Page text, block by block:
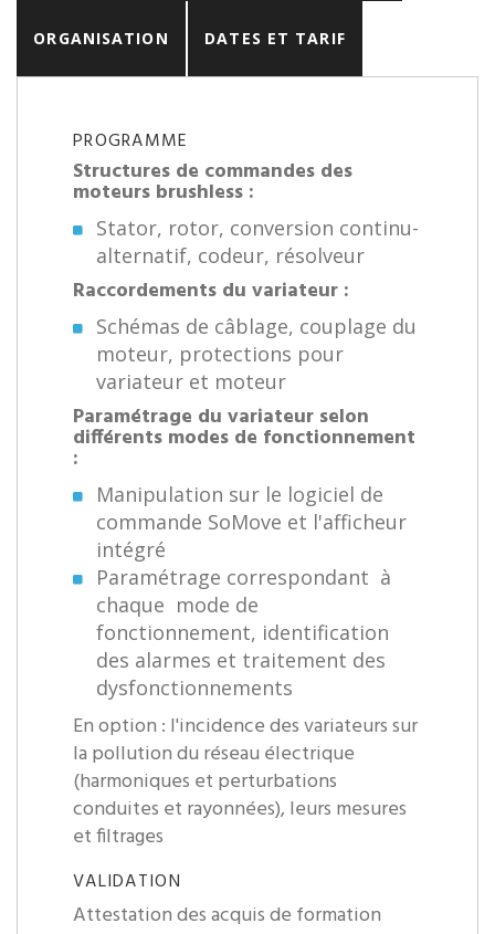
ORGANISATION DATES ET TARIF
PROGRAMME
Structures de commandes des
moteurs brushless :
Stator, rotor, conversion continu-
alternatif, codeur, résolveur
Raccordements du variateur :
Schémas de câblage, couplage du
moteur, protections pour
variateur et moteur
Paramétrage du variateur selon
différents modes de fonctionnement
:
Manipulation sur le logiciel de
commande SoMove et l'afficheur
intégré
Paramétrage correspondant à
chaque mode de
fonctionnement, identification
des alarmes et traitement des
dysfonctionnements
En option : l'incidence des variateurs sur
la pollution du réseau électrique
(harmoniques et perturbations
conduites et rayonnées), leurs mesures
et filtrages
VALIDATION
Attestation des acquis de formation